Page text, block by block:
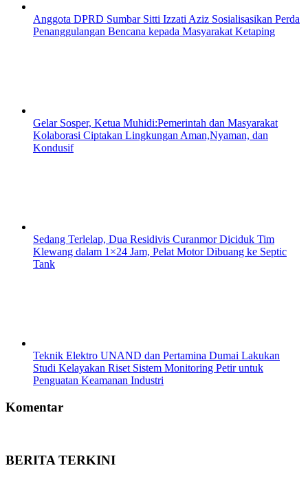
Anggota DPRD Sumbar Sitti Izzati Aziz Sosialisasikan Perda
Penanggulangan Bencana kepada Masyarakat Ketaping
Gelar Sosper, Ketua Muhidi:Pemerintah dan Masyarakat
Kolaborasi Ciptakan Lingkungan Aman,Nyaman, dan
Kondusif
Sedang Terlelap, Dua Residivis Curanmor Diciduk Tim
Klewang dalam 1×24 Jam, Pelat Motor Dibuang ke Septic
Tank
Teknik Elektro UNAND dan Pertamina Dumai Lakukan
Studi Kelayakan Riset Sistem Monitoring Petir untuk
Penguatan Keamanan Industri
Komentar
BERITA TERKINI